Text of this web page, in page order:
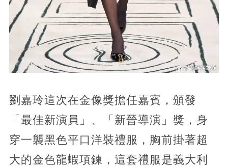
劉嘉玲這次在金像獎擔任嘉賓，頒發
「最佳新演員」、「新晉導演」獎，身
穿一襲黑色平口洋裝禮服，胸前掛著超
大的金色龍蝦項鍊，這套禮服是義大利